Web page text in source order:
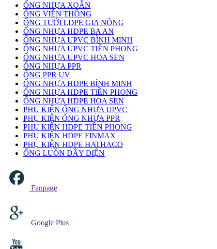
ỐNG NHỰA XOẮN
ỐNG VIỄN THÔNG
ỐNG TƯỚI LDPE GIA NÔNG
ỐNG NHỰA HDPE BA AN
ỐNG NHỰA UPVC BÌNH MINH
ỐNG NHỰA UPVC TIỀN PHONG
ỐNG NHỰA UPVC HOA SEN
ỐNG NHỰA PPR
ỐNG PPR UV
ỐNG NHỰA HDPE BÌNH MINH
ỐNG NHỰA HDPE TIỀN PHONG
ỐNG NHỰA HDPE HOA SEN
PHỤ KIỆN ỐNG NHỰA UPVC
PHỤ KIỆN ỐNG NHỰA PPR
PHỤ KIỆN HDPE TIỀN PHONG
PHỤ KIỆN HDPE FINMAX
PHỤ KIỆN HDPE HATHACO
ỐNG LUỒN DÂY ĐIỆN
Fanpage
Google Plus